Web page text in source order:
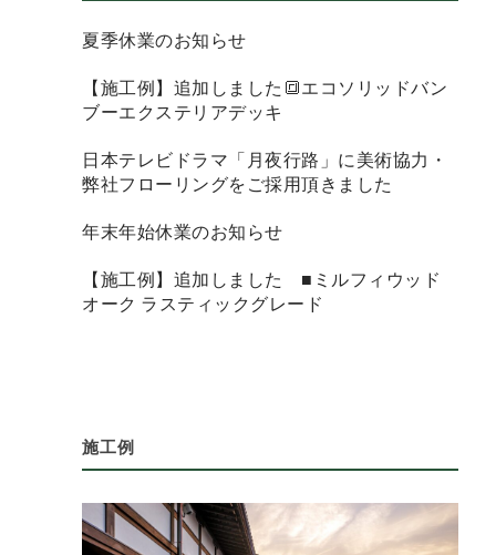
夏季休業のお知らせ
【施工例】追加しました🔳エコソリッドバン
ブーエクステリアデッキ
日本テレビドラマ「月夜行路」に美術協力・
弊社フローリングをご採用頂きました
年末年始休業のお知らせ
【施工例】追加しました ■ミルフィウッド
オーク ラスティックグレード
施工例